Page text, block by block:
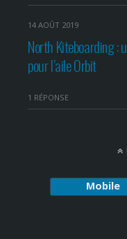
14 AOÛT 2019
North Kiteboarding :
pour l’aile Orbit
1 RÉPONSE
Mobile